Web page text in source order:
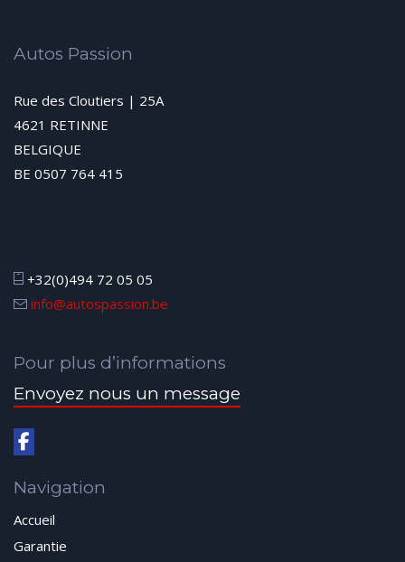
Autos Passion
Rue des Cloutiers | 25A
4621 RETINNE
BELGIQUE
BE 0507 764 415
+32(0)494 72 05 05
info@autospassion.be
Pour plus d’informations
Envoyez nous un message
Navigation
Accueil
Garantie